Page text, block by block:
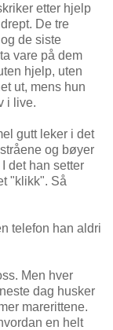
etter hjelp
De tre
de siste
vare på dem
hjelp, uten
ut, mens hun
i live.
gutt leker i det
og bøyer
det han setter
"klikk". Så
telefon han aldri
Men hver
dag husker
marerittene.
en helt